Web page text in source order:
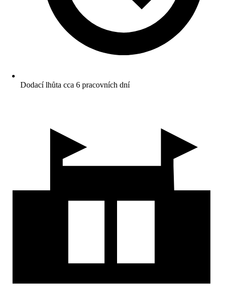
Dodací lhůta cca 6 pracovních dní